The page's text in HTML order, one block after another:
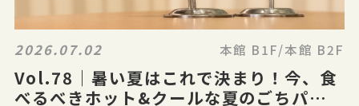
2026.07.02 本館 B1F/本館 B2F
Vol.78｜暑い夏はこれで決まり！今、食
べるべきホット&クールな夏のごちパラ